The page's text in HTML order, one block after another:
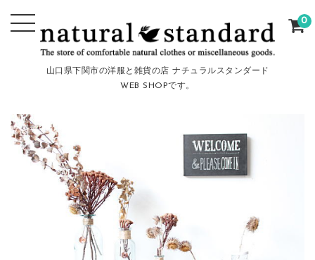
山口県下関市の洋服と雑貨の店 ナチュラルスタンダード
WEB SHOPです。
0